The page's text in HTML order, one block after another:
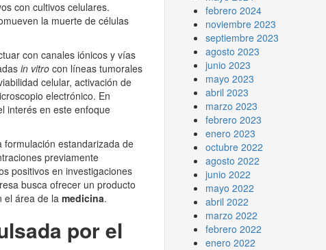
con cultivos celulares.
la muerte de células
con canales iónicos y vías
in vitro con líneas tumorales
celular, activación de
electrónico. En
interés en este enfoque
estandarizada de
previamente
positivos en investigaciones
busca ofrecer un producto
el área de la medicina.
por el
febrero 2024
noviembre 2023
septiembre 2023
agosto 2023
junio 2023
mayo 2023
abril 2023
marzo 2023
febrero 2023
enero 2023
octubre 2022
agosto 2022
junio 2022
mayo 2022
abril 2022
marzo 2022
febrero 2022
enero 2022